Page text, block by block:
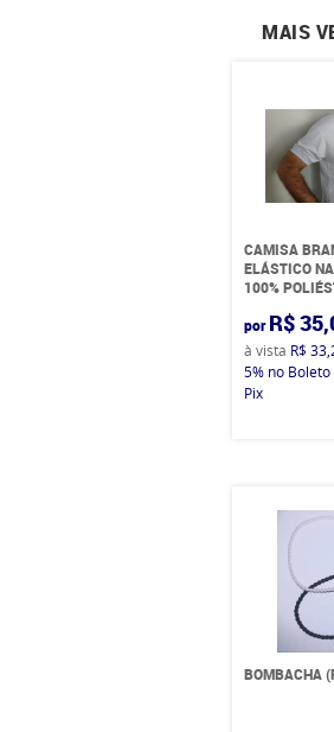
MAIS
CAMISA
ELÁSTICO
100%
por R$
à vista R$
5% no
Pix
BOMBACHA